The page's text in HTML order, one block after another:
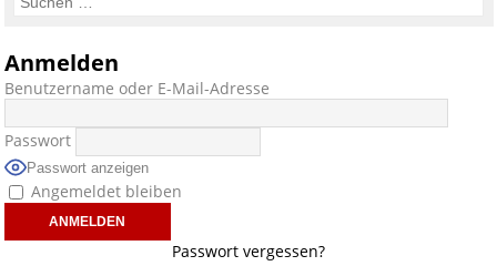
Anmelden
Benutzername oder E-Mail-Adresse
Passwort
Passwort anzeigen
Angemeldet bleiben
Passwort vergessen?